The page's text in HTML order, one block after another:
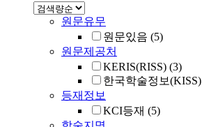
원문유무
원문있음 (5)
원문제공처
KERIS(RISS) (3)
한국학술정보(KISS)
등재정보
KCI등재 (5)